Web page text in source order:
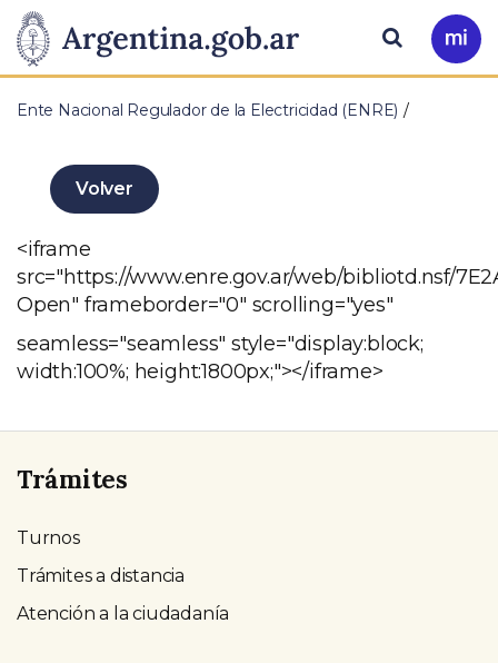
Presidencia
de
Nación
Pasar al contenido principal
Ir
a
Buscar
Ente Nacional Regulador de la Electricidad (ENRE)
Volver
<iframe
src="https://www.enre.gov.ar/web/bibliotd.nsf/
Open" frameborder="0" scrolling="yes"
seamless="seamless" style="display:block;
width:100%; height:1800px;"></iframe>
Trámites
Turnos
Trámites a distancia
Atención a la ciudadanía